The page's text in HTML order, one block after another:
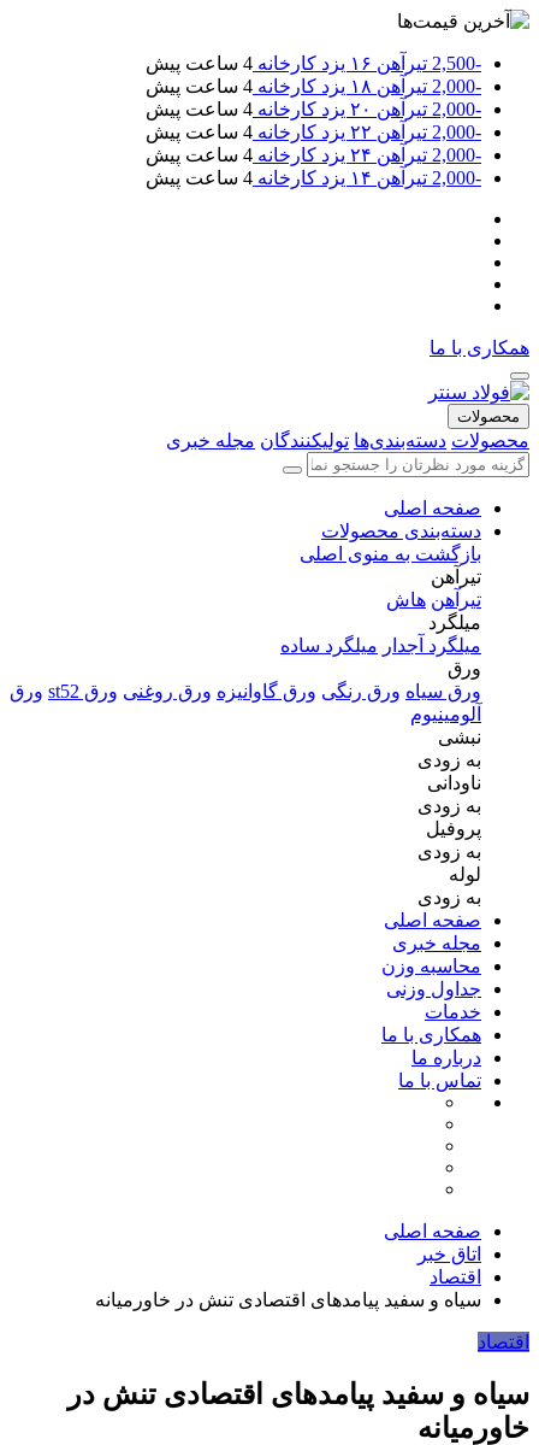
-2,500 تیرآهن ۱۶ یزد کارخانه
4 ساعت پیش
-2,000
تیرآهن ۱۸ یزد کارخانه
4 ساعت پیش
-2,000
تیرآهن ۲۰ یزد کارخانه
4 ساعت پیش
-2,000
تیرآهن ۲۲ یزد کارخانه
4 ساعت پیش
-2,000
تیرآهن ۲۴ یزد کارخانه
4 ساعت پیش
-2,000
تیرآهن ۱۴ یزد کارخانه 4 ساعت پیش
همکاری با ما
محصولات
محصولات دسته‌بندی‌ها تولیکنندگان مجله خبری
صفحه اصلی
دسته‌بندی محصولات
بازگشت به منوی اصلی
تیرآهن
تیرآهن هاش
میلگرد
میلگرد آجدار میلگرد ساده
ورق
ورق سیاه ورق رنگی ورق گاوانیزه ورق روغنی ورق st52
ورق
آلومینیوم
نبشی
به زودی
ناودانی
به زودی
پروفیل
به زودی
لوله
به زودی
صفحه اصلی
مجله خبری
محاسبه وزن
جداول وزنی
خدمات
همکاری با ما
درباره ما
تماس با ما
صفحه اصلی
اتاق خبر
اقتصاد
سیاه و سفید پیامدهای اقتصادی تنش در خاورمیانه
اقتصاد
سیاه و سفید پیامدهای اقتصادی تنش در
خاورمیانه